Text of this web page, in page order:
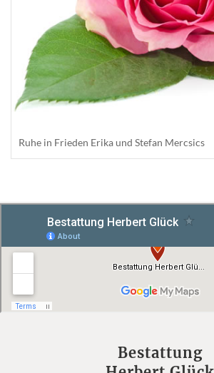
Ruhe in Frieden Erika und Stefan Mercsics
Bestattung